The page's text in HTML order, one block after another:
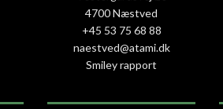
4700 Næstved
+45 53 75 68 88
naestved@atami.dk
Smiley rapport